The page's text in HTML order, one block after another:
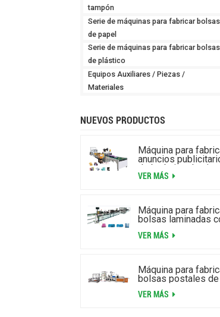
tampón
Serie de máquinas para fabricar bolsas
de papel
Serie de máquinas para fabricar bolsas
de plástico
Equipos Auxiliares / Piezas /
Materiales
NUEVOS PRODUCTOS
Máquina para
anuncios
de burbujas de aire
laminados de alta
VER MÁS
Máquina para
bolsas laminadas
cremallera y burbujas
de aire
VER MÁS
Máquina para
bolsas postales de
VER MÁS